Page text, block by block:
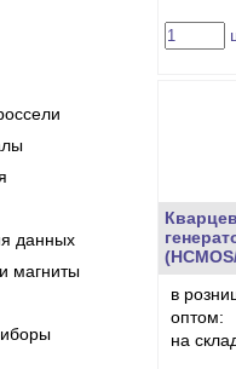
данных
магниты
в
оптом:
на